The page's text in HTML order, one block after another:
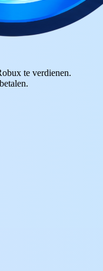
te verdienen.